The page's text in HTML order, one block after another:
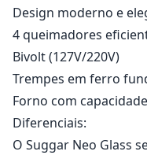
Design moderno e
4 queimadores
Bivolt (127V/220V)
Trempes em ferro
Forno com
Diferenciais:
O Suggar Neo Glass